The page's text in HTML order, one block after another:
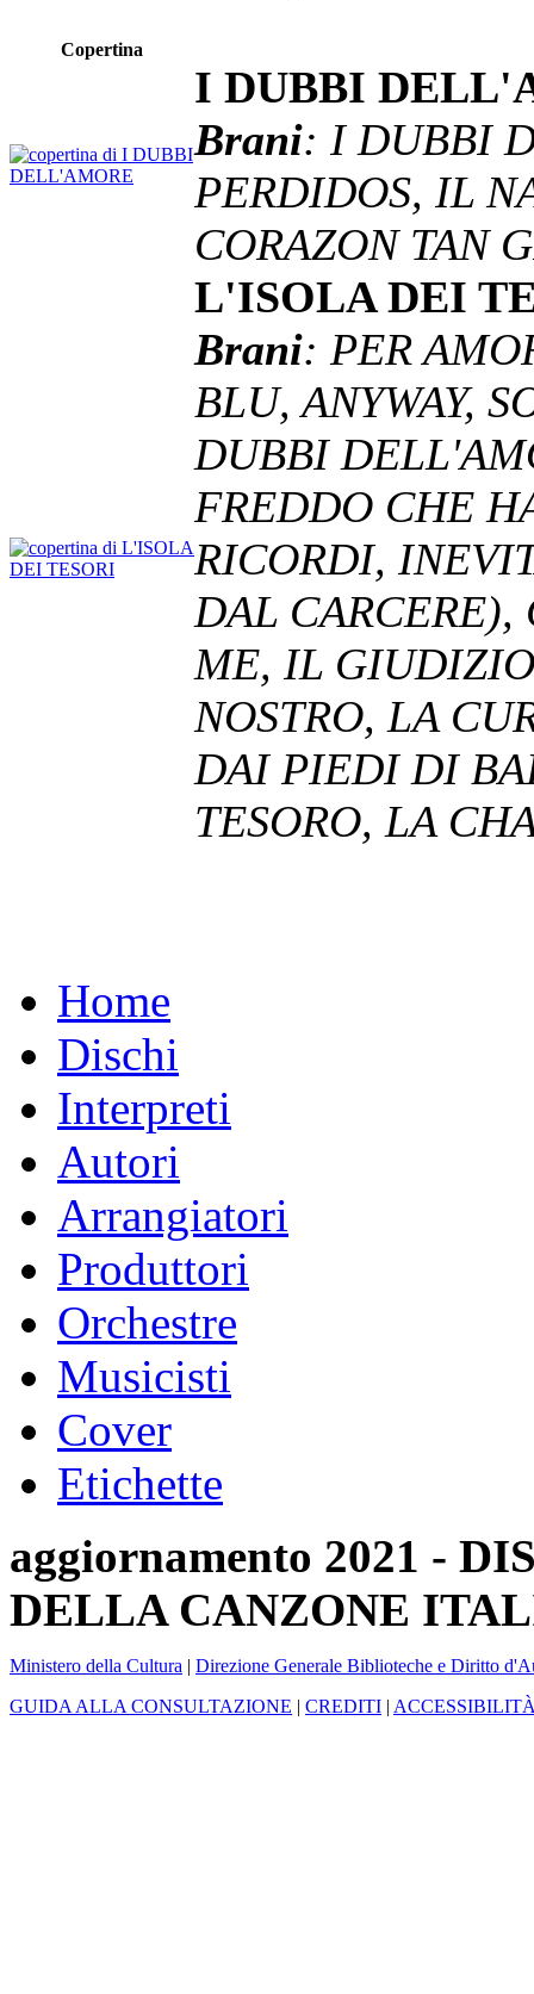
Copertina
I DUBBI
Brani: I DUBBI
PERDIDOS, IL
CORAZON TAN
L'ISOLA DEI
Brani: PER
BLU, ANYWAY,
DUBBI
FREDDO CHE
RICORDI,
DAL CARCERE),
ME, IL
NOSTRO, LA
DAI PIEDI DI
TESORO, LA
Home
Dischi
Interpreti
Autori
Arrangiatori
Produttori
Orchestre
Musicisti
Cover
Etichette
aggiornamento 2021 -
DELLA CANZONE
Ministero della Cultura | Direzione Generale Biblioteche e Diritto
GUIDA ALLA CONSULTAZIONE | CREDITI |